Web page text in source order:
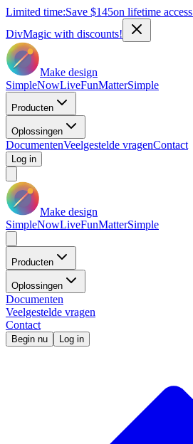
Limited time:Save $145on lifetime access
DivMagic with discounts!
Make design
SimpleNowLiveFunMatterSimple
Producten
Oplossingen
DocumentenVeelgestelde vragenContact
Log in
Make design
SimpleNowLiveFunMatterSimple
Producten
Oplossingen
Documenten
Veelgestelde vragen
Contact
Begin nu Log in